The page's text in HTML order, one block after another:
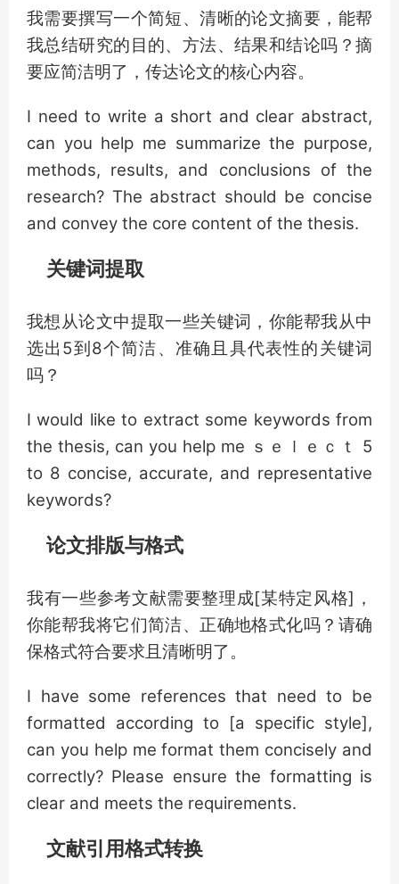
我需要撰写一个简短、清晰的论文摘要，能帮
我总结研究的目的、方法、结果和结论吗？摘
要应简洁明了，传达论文的核心内容。
I need to write a short and clear abstract,
can you help me summarize the purpose,
methods, results, and conclusions of the
research? The abstract should be concise
and convey the core content of the thesis.
关键词提取
我想从论文中提取一些关键词，你能帮我从中
选出5到8个简洁、准确且具代表性的关键词
吗？
I would like to extract some keywords from
the thesis, can you help me ｓｅｌｅｃｔ 5
to 8 concise, accurate, and representative
keywords?
论文排版与格式
我有一些参考文献需要整理成[某特定风格]，
你能帮我将它们简洁、正确地格式化吗？请确
保格式符合要求且清晰明了。
I have some references that need to be
formatted according to [a specific style],
can you help me format them concisely and
correctly? Please ensure the formatting is
clear and meets the requirements.
文献引用格式转换